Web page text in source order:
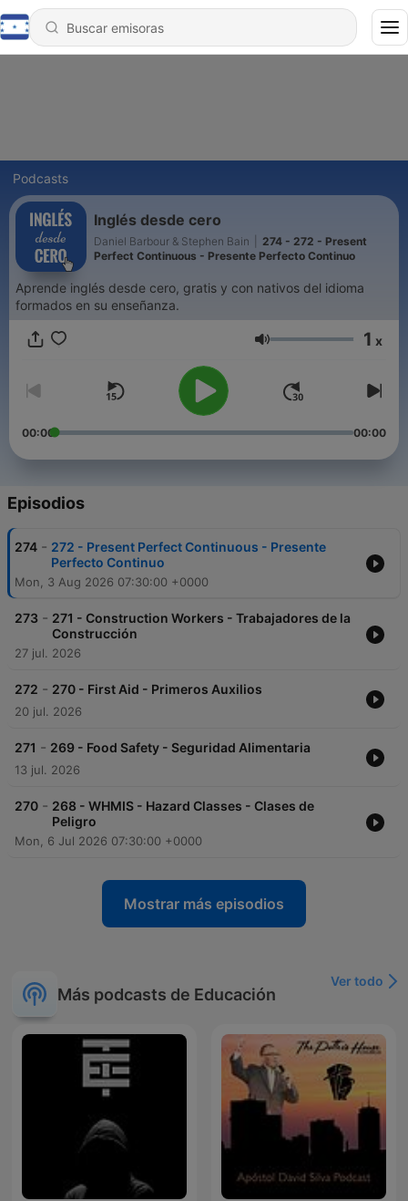
Podcasts
Inglés desde cero
Daniel Barbour & Stephen Bain
274 - 272 - Present
Perfect Continuous - Presente Perfecto Continuo
Aprende inglés desde cero, gratis y con nativos del idioma
formados en su enseñanza.
Volumen 1 x
00:00 00:00
Episodios
274 - 272 - Present Perfect Continuous - Presente
Perfecto Continuo
Mon, 3 Aug 2026 07:30:00 +0000
273 - 271 - Construction Workers - Trabajadores de la
Construcción
27 jul. 2026
272 - 270 - First Aid - Primeros Auxilios
20 jul. 2026
271 - 269 - Food Safety - Seguridad Alimentaria
13 jul. 2026
270 - 268 - WHMIS - Hazard Classes - Clases de
Peligro
Mon, 6 Jul 2026 07:30:00 +0000
Mostrar más episodios
Más podcasts de Educación
Ver todo